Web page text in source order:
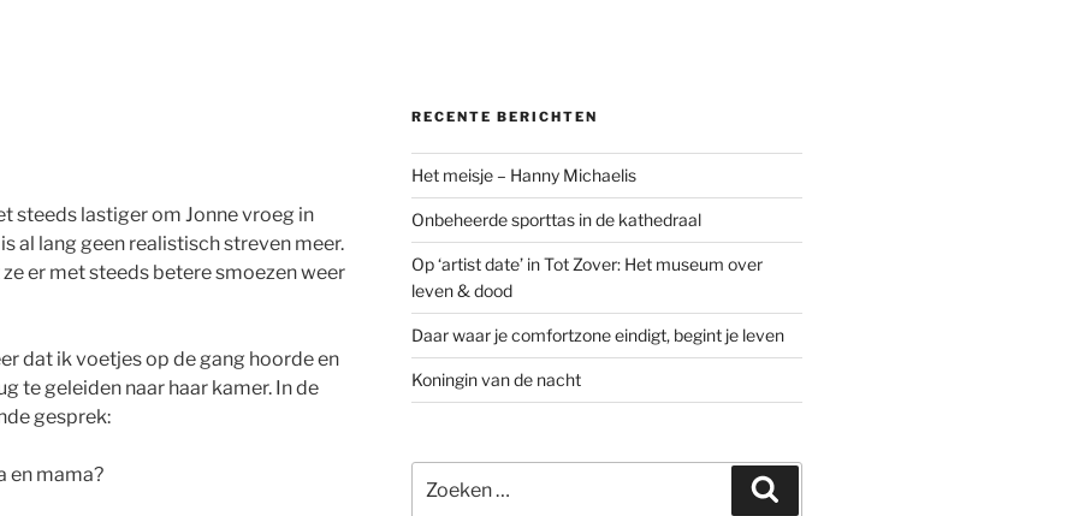
steeds lastiger om Jonne vroeg in
al lang geen realistisch streven meer.
er met steeds betere smoezen weer
dat ik voetjes op de gang hoorde en
te geleiden naar haar kamer. In de
gesprek:
en mama?
RECENTE BERICHTEN
Het meisje – Hanny Michaelis
Onbeheerde sporttas in de kathedraal
Op ‘artist date’ in Tot Zover: Het museum over
leven & dood
Daar waar je comfortzone eindigt, begint je leven
Koningin van de nacht
naar: